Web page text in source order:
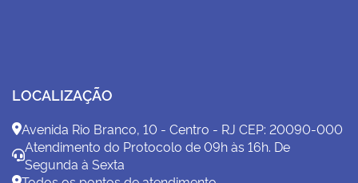
LOCALIZAÇÃO
Avenida Rio Branco, 10 - Centro - RJ CEP: 20090-000
Atendimento do Protocolo de 09h às 16h. De
Segunda à Sexta